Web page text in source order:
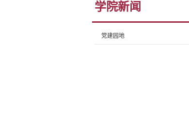
学院新闻
党建园地